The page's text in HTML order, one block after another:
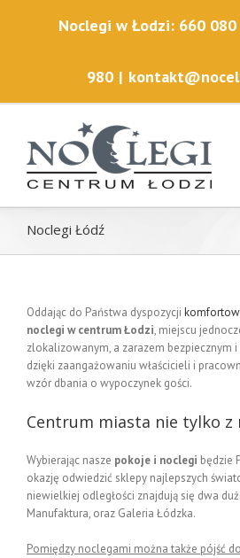
Noclegi w Łodzi: 660
980 |
Noclegi Łódź
Oddając do Państwa dyspozycji
noclegi w centrum Łodzi, miejscu
zlokalizowanym, a zarazem bezpiecznym
dzięki zaangażowaniu właścicieli i
wzór dbania o wypoczynek gości.
Centrum miasta nie tylko z
Wybierając nasze pokoje i noclegi będzie
okazję odwiedzić sklepy najlepszych
niewielkiej odległości znajdują się dwa
Manufaktura, oraz Galeria Łódzka.
Pomiędzy noclegami można także pójść